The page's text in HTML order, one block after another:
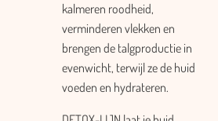
kalmeren roodheid,
verminderen vlekken en
brengen de talgproductie in
evenwicht, terwijl ze de huid
voeden en hydrateren.